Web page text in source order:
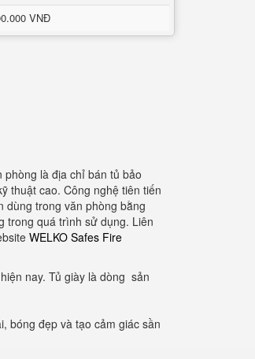
VNĐ
là địa chỉ bán tủ bảo
thuật cao. Công nghệ tiên tiến
dùng trong văn phòng bằng
trong quá trình sử dụng. Liên
WELKO Safes Fire
nay. Tủ giày là dòng sản
bóng đẹp và tạo cảm giác sần